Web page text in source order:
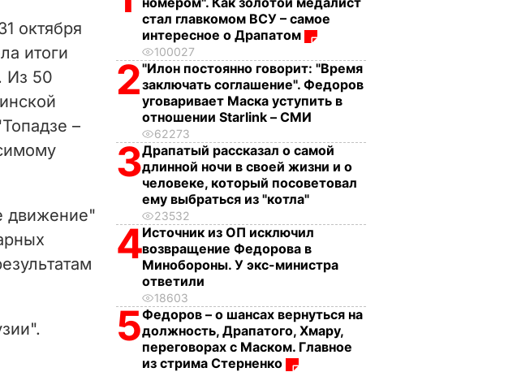
октября
итоги
Из 50
Топадзе –
движение"
стал главкомом ВСУ – самое
интересное о Драпатом
100027
2"Илон постоянно говорит: "Время
заключать соглашение". Федоров
уговаривает Маска уступить в
отношении Starlink – СМИ
62273
3Драпатый рассказал о самой
длинной ночи в своей жизни и о
человеке, который посоветовал
ему выбраться из "котла"
23532
4Источник из ОП исключил
возвращение Федорова в
Минобороны. У экс-министра
ответили
18603
5Федоров – о шансах вернуться на
должность, Драпатого, Хмару,
переговорах с Маском. Главное
из стрима Стерненко